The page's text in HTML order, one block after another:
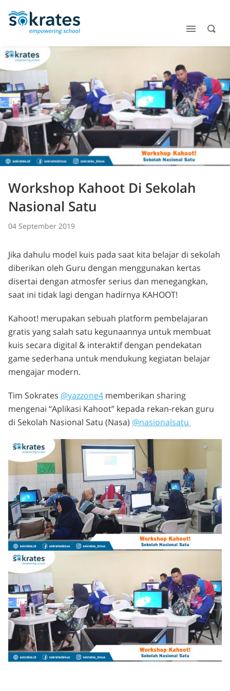
Workshop Kahoot Di Sekolah
Nasional Satu
04 September 2019
Jika dahulu model kuis pada saat kita belajar di sekolah
diberikan oleh Guru dengan menggunakan kertas
disertai dengan atmosfer serius dan menegangkan,
saat ini tidak lagi dengan hadirnya KAHOOT!
Kahoot! merupakan sebuah platform pembelajaran
gratis yang salah satu kegunaannya untuk membuat
kuis secara digital & interaktif dengan pendekatan
game sederhana untuk mendukung kegiatan belajar
mengajar modern.
Tim Sokrates @yazzone4 memberikan sharing
mengenai “Aplikasi Kahoot” kepada rekan-rekan guru
di Sekolah Nasional Satu (Nasa) @nasionalsatu